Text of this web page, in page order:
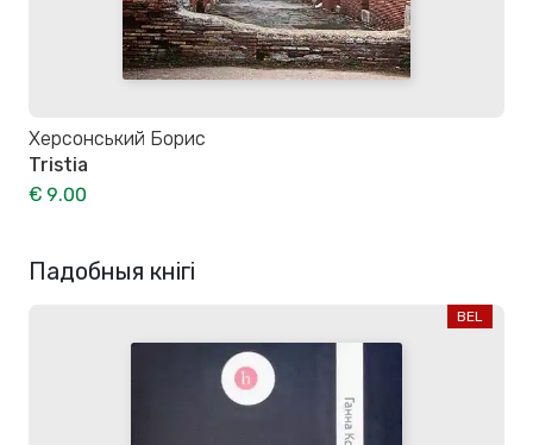
Херсонський Борис
Tristia
€ 9.00
Падобныя кнігі
BEL